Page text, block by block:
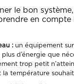
le bon
en compte
: un équipement
d’énergie que
trop petit
la température